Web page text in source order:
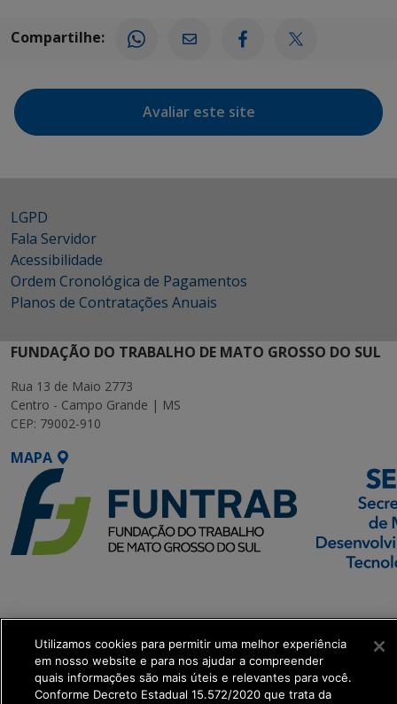
Compartilhe:
Avaliar este site
LGPD
Fala Servidor
Acessibilidade
Ordem Cronológica de Pagamentos
Planos de Contratações Anuais
FUNDAÇÃO DO TRABALHO DE MATO GROSSO DO SUL
Rua 13 de Maio 2773
Centro - Campo Grande | MS
CEP: 79002-910
MAPA
Executiva de
Transformação Digital
get_footer();
Utilizamos cookies para permitir uma melhor experiência
em nosso website e para nos ajudar a compreender
quais informações são mais úteis e relevantes para você.
Conforme Decreto Estadual 15.572/2020 que trata da